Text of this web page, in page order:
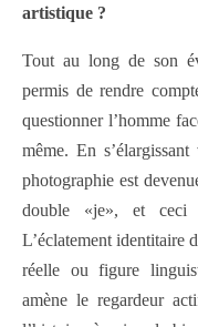
artistique ?
Tout au long de son
permis de rendre
questionner l’homme
même. En
photographie est
double «je», et ceci
L’éclatement identitaire
réelle ou figure
amène le regardeur